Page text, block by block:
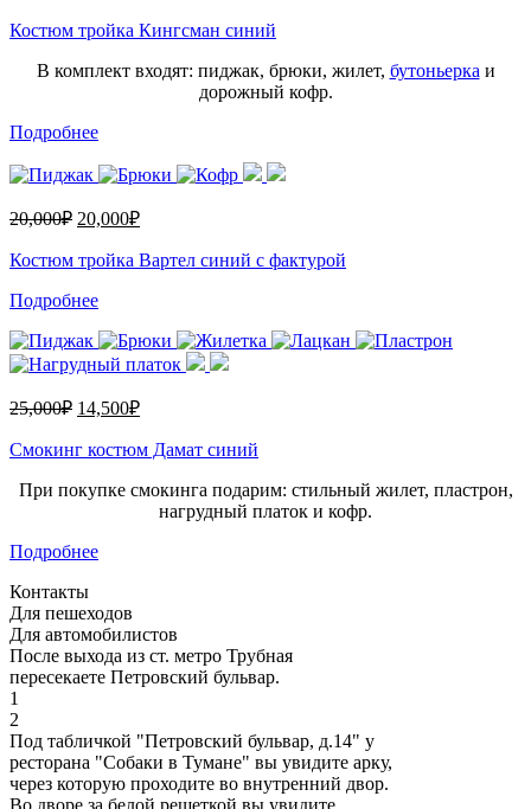
Костюм тройка Кингсман синий
В комплект входят: пиджак, брюки, жилет, бутоньерка и
дорожный кофр.
Подробнее
20,000₽ 20,000₽
Костюм тройка Вартел синий с фактурой
Подробнее
25,000₽ 14,500₽
Смокинг костюм Дамат синий
При покупке смокинга подарим: стильный жилет, пластрон,
нагрудный платок и кофр.
Подробнее
Контакты
Для пешеходов
Для автомобилистов
После выхода из ст. метро Трубная
пересекаете Петровский бульвар.
1
2
Под табличкой "Петровский бульвар, д.14" у
ресторана "Собаки в Тумане" вы увидите арку,
через которую проходите во внутренний двор.
Во дворе за белой решеткой вы увидите